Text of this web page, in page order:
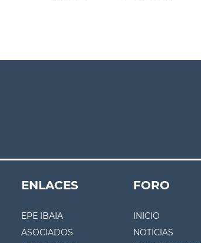
ENLACES
EPE IBAIA
ASOCIADOS
FORO
INICIO
NOTICIAS